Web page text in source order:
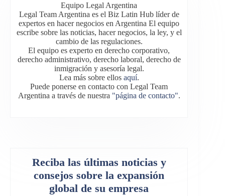
Equipo Legal Argentina
Legal Team Argentina es el Biz Latin Hub líder de
expertos en hacer negocios en Argentina El equipo
escribe sobre las noticias, hacer negocios, la ley, y el
cambio de las regulaciones.
El equipo es experto en derecho corporativo,
derecho administrativo, derecho laboral, derecho de
inmigración y asesoría legal.
Lea más sobre ellos aquí.
Puede ponerse en contacto con Legal Team
Argentina a través de nuestra "página de contacto".
Reciba las últimas noticias y
consejos sobre la expansión
global de su empresa